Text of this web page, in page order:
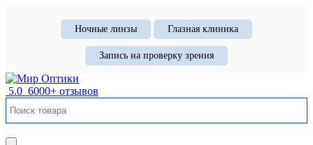
Ночные линзы Глазная клиника
Запись на проверку зрения
5.0 6000+ отзывов